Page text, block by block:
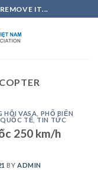
IT...
HỘI VASA PHỔ BIẾN
TẾ ,TIN TỨC
250 km/h
BY ADMIN